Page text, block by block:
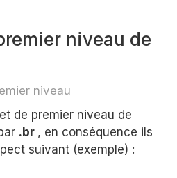
niveau de
niveau
de premier niveau de
.br , en conséquence ils
suivant (exemple) :